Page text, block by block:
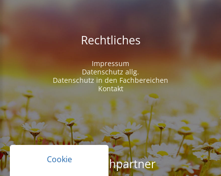
Rechtliches
Impressum
Datenschutz allg.
Datenschutz in den Fachbereichen
Kontakt
Ansprechpartner
Cookie